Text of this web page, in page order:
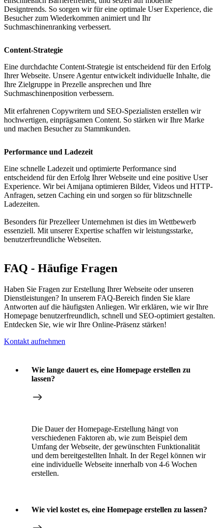
Designtrends. So sorgen wir für eine optimale User Experience, die
Besucher zum Wiederkommen animiert und Ihr
Suchmaschinenranking verbessert.
Content-Strategie
Eine durchdachte Content-Strategie ist entscheidend für den Erfolg
Ihrer Webseite. Unsere Agentur entwickelt individuelle Inhalte, die
Ihre Zielgruppe in Prezelle ansprechen und Ihre
Suchmaschinenposition verbessern.
Mit erfahrenen Copywritern und SEO-Spezialisten erstellen wir
hochwertigen, einprägsamen Content. So stärken wir Ihre Marke
und machen Besucher zu Stammkunden.
Performance und Ladezeit
Eine schnelle Ladezeit und optimierte Performance sind
entscheidend für den Erfolg Ihrer Webseite und eine positive User
Experience. Wir bei Amijana optimieren Bilder, Videos und HTTP-
Anfragen, setzen Caching ein und sorgen so für blitzschnelle
Ladezeiten.
Besonders für Prezelleer Unternehmen ist dies im Wettbewerb
essenziell. Mit unserer Expertise schaffen wir leistungsstarke,
benutzerfreundliche Webseiten.
FAQ - Häufige Fragen
Haben Sie Fragen zur Erstellung Ihrer Webseite oder unseren
Dienstleistungen? In unserem FAQ-Bereich finden Sie klare
Antworten auf die häufigsten Anliegen. Wir erklären, wie wir Ihre
Homepage benutzerfreundlich, schnell und SEO-optimiert gestalten.
Entdecken Sie, wie wir Ihre Online-Präsenz stärken!
Kontakt aufnehmen
Wie lange dauert es, eine Homepage erstellen zu
lassen?
Die Dauer der Homepage-Erstellung hängt von
verschiedenen Faktoren ab, wie zum Beispiel dem
Umfang der Webseite, der gewünschten Funktionalität
und dem bereitgestellten Inhalt. In der Regel können wir
eine individuelle Webseite innerhalb von 4-6 Wochen
erstellen.
Wie viel kostet es, eine Homepage erstellen zu lassen?